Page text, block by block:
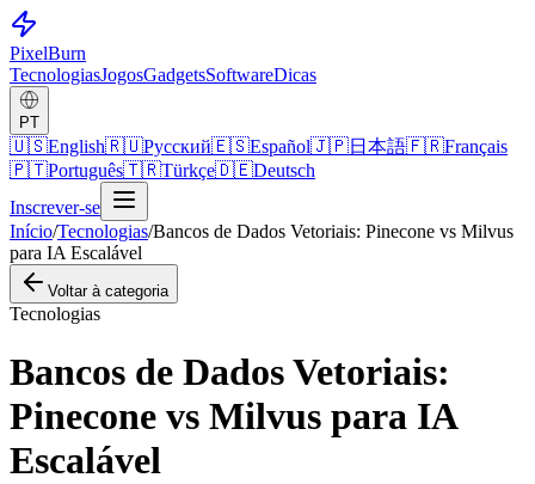
PixelBurn
TecnologiasJogosGadgetsSoftwareDicas
PT
🇺🇸English🇷🇺Русский🇪🇸Español🇯🇵日本語🇫🇷Français
🇵🇹Português🇹🇷Türkçe🇩🇪Deutsch
Inscrever-se
Início/Tecnologias/Bancos de Dados Vetoriais: Pinecone vs Milvus
para IA Escalável
Voltar à categoria
Tecnologias
Bancos de Dados Vetoriais:
Pinecone vs Milvus para IA
Escalável